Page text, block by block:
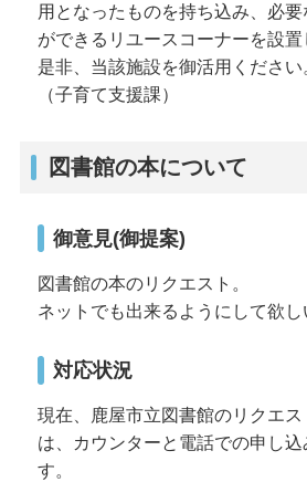
用となったものを持ち込み、必
ができるリユースコーナーを設置
是非、当該施設を御活用ください
（子育て支援課）
図書館の本について
御意見(御提案)
図書館の本のリクエスト。
ネットでも出来るようにして欲し
対応状況
現在、鹿屋市立図書館のリクエ
は、カウンターと電話での申し込
す。